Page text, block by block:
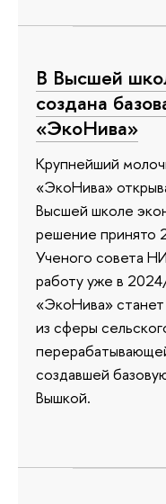
В Высшей
создана
«ЭкоНива»
Крупнейший
«ЭкоНива»
Высшей школе
решение принято
Ученого совета
работу уже в
«ЭкоНива»
из сферы
создавшей
Вышкой.